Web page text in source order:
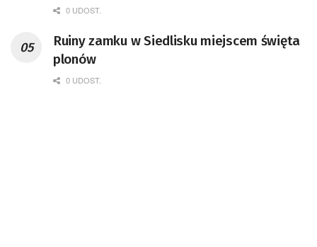
Kompetencji Przemysłu Lotniczo-
Badań Kosmicznych i Satelitarnych PAN.
0 UDOST.
Ruiny zamku w Siedlisku miejscem święta
plonów
0 UDOST.